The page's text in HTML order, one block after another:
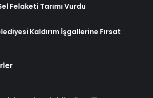
Felaketi Tarımı Vurdu
Kaldırım İşgallerine Fırsat